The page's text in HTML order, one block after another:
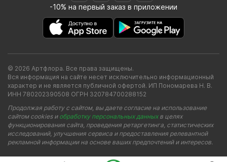
-10% на первый заказ в приложении
© 2026 Артфлора. Все права защищены.
Вся информация на сайте несет исключительно информационный
характер и не является публичной офертой. ИП Пономарева Н. В.
ИНН 780202390508 ОГРН 320784700288152
Продолжая работу с сайтом, вы даете согласие на использование
сайтом cookies и обработку персональных данныхв целях
функционирования сайта, проведения ретаргетинга, статистических
исследований, улучшения сервиса и предоставления релевантной
рекламной информации на основе ваших предпочтений и интересов.